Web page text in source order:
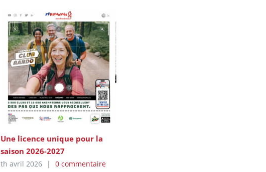
Une licence unique pour la
saison 2026-2027
th avril 2026 | 0 commentaire